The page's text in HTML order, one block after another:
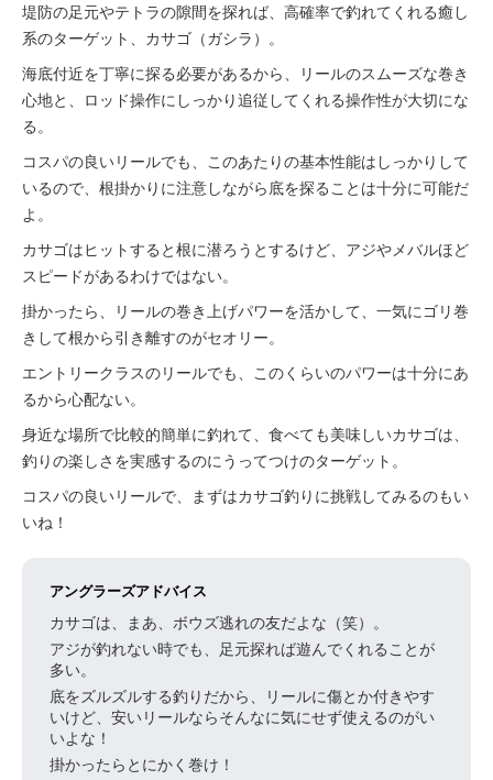
堤防の足元やテトラの隙間を探れば、高確率で釣れてくれる癒し
系のターゲット、カサゴ（ガシラ）。
海底付近を丁寧に探る必要があるから、リールのスムーズな巻き
心地と、ロッド操作にしっかり追従してくれる操作性が大切にな
る。
コスパの良いリールでも、このあたりの基本性能はしっかりして
いるので、根掛かりに注意しながら底を探ることは十分に可能だ
よ。
カサゴはヒットすると根に潜ろうとするけど、アジやメバルほど
スピードがあるわけではない。
掛かったら、リールの巻き上げパワーを活かして、一気にゴリ巻
きして根から引き離すのがセオリー。
エントリークラスのリールでも、このくらいのパワーは十分にあ
るから心配ない。
身近な場所で比較的簡単に釣れて、食べても美味しいカサゴは、
釣りの楽しさを実感するのにうってつけのターゲット。
コスパの良いリールで、まずはカサゴ釣りに挑戦してみるのもい
いね！
アングラーズアドバイス
カサゴは、まあ、ボウズ逃れの友だよな（笑）。
アジが釣れない時でも、足元探れば遊んでくれることが
多い。
底をズルズルする釣りだから、リールに傷とか付きやす
いけど、安いリールならそんなに気にせず使えるのがい
いよな！
掛かったらとにかく巻け！